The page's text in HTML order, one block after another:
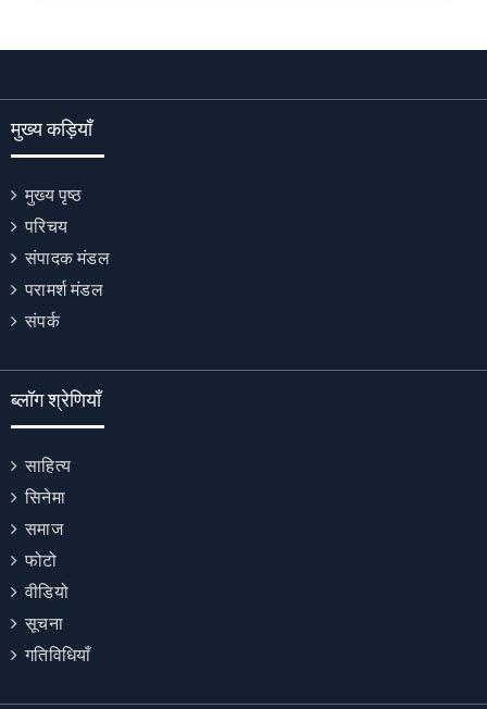
मुख्य कड़ियाँ
मुख्य पृष्ठ
परिचय
संपादक मंडल
परामर्श मंडल
संपर्क
ब्लॉग श्रेणियाँ
साहित्य
सिनेमा
समाज
फोटो
वीडियो
सूचना
गतिविधियाँ